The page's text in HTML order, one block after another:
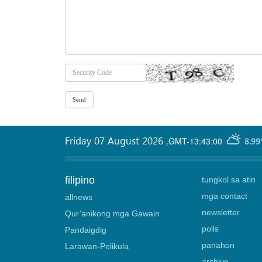
GMT-13:43:00
Friday 07 August 2026 ,
filipino
allnews
Qur’anikong mga Gawain
Pandaigdig
Larawan-Pelikula
tungkol sa atin
mga contact
newsletter
polls
panahon